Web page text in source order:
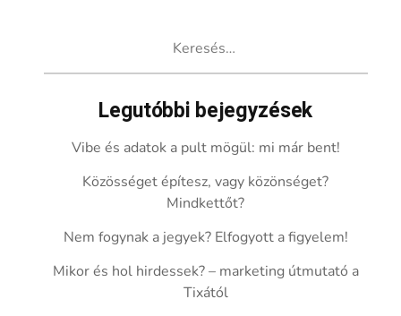
Legutóbbi bejegyzések
Vibe és adatok a pult mögül: mi már bent!
Közösséget építesz, vagy közönséget?
Mindkettőt?
Nem fogynak a jegyek? Elfogyott a figyelem!
Mikor és hol hirdessek? – marketing útmutató a
Tixától